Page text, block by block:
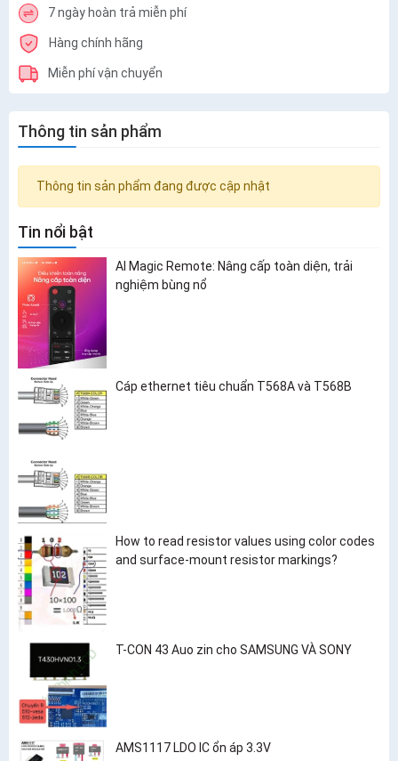
7 ngày hoàn trả miễn phí
Hàng chính hãng
Miễn phí vận chuyển
Thông tin sản phẩm
Thông tin sản phẩm đang được cập nhật
Tin nổi bật
AI Magic Remote: Nâng cấp toàn diện, trải
nghiệm bùng nổ
Cáp ethernet tiêu chuẩn T568A và T568B
How to read resistor values using color codes
and surface-mount resistor markings?
T-CON 43 Auo zin cho SAMSUNG VÀ SONY
AMS1117 LDO IC ổn áp 3.3V